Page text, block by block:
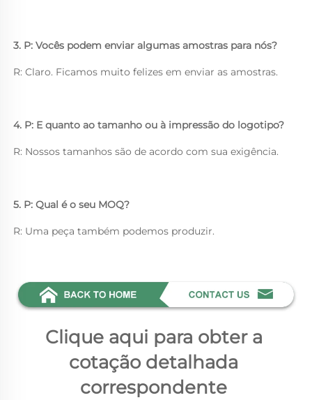
3. P: Vocês podem enviar algumas amostras para nós?
R: Claro. Ficamos muito felizes em enviar as amostras.
4. P: E quanto ao tamanho ou à impressão do logotipo?
R: Nossos tamanhos são de acordo com sua exigência.
5. P: Qual é o seu MOQ?
R: Uma peça também podemos produzir.
Clique aqui para obter a
cotação detalhada
correspondente